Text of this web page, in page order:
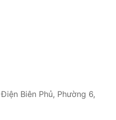
Điện Biên Phủ, Phường 6,